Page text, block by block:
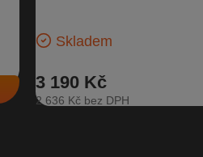
Skladem
3 190 Kč
2 636 Kč